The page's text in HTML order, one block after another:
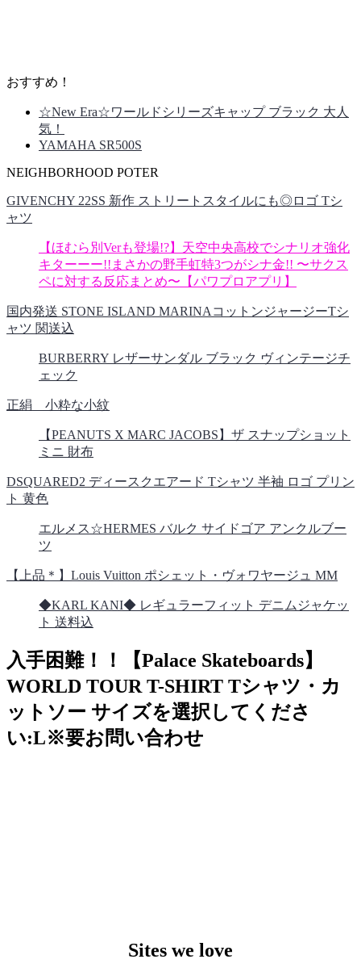
おすすめ！
☆New Era☆ワールドシリーズキャップ ブラック 大人
気！
YAMAHA SR500S
NEIGHBORHOOD POTER
GIVENCHY 22SS 新作 ストリートスタイルにも◎ロゴ Tシ
ャツ
【ほむら別Verも登場!?】天空中央高校でシナリオ強化
キターーー!!まさかの野手虹特3つがシナ金!! 〜サクス
ペに対する反応まとめ〜【パワプロアプリ】
国内発送 STONE ISLAND MARINAコットンジャージーTシ
ャツ 関送込
BURBERRY レザーサンダル ブラック ヴィンテージチ
ェック
正絹 小粋な小紋
【PEANUTS X MARC JACOBS】ザ スナップショット
ミニ 財布
DSQUARED2 ディースクエアード Tシャツ 半袖 ロゴ プリン
ト 黄色
エルメス☆HERMES バルク サイドゴア アンクルブー
ツ
【上品＊】Louis Vuitton ポシェット・ヴォワヤージュ MM
◆KARL KANI◆ レギュラーフィット デニムジャケッ
ト 送料込
入手困難！！【Palace Skateboards】
WORLD TOUR T-SHIRT Tシャツ・カ
ットソー サイズを選択してくださ
い:L※要お問い合わせ
Sites we love